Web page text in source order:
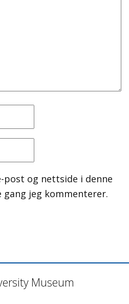
post og nettside i denne
jeg kommenterer.
Museum